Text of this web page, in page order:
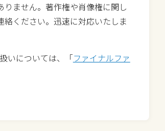
ません。著作権や肖像権に関し
ください。迅速に対応いたしま
いについては、「ファイナルファ